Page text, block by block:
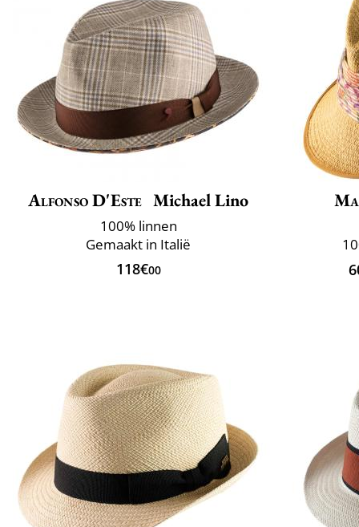
Alfonso D'Este Michael Lino
100% linnen
Gemaakt in Italië
118€00